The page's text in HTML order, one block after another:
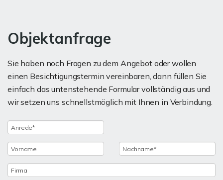
Objektanfrage
Sie haben noch Fragen zu dem Angebot oder wollen
einen Besichtigungstermin vereinbaren, dann füllen Sie
einfach das untenstehende Formular vollständig aus und
wir setzen uns schnellstmöglich mit Ihnen in Verbindung.